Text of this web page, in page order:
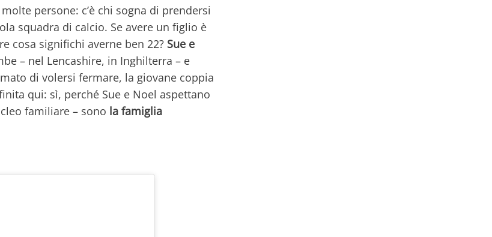
persone: c’è chi sogna di prendersi
squadra di calcio. Se avere un figlio è
cosa significhi averne ben 22? Sue e
– nel Lencashire, in Inghilterra – e
di volersi fermare, la giovane coppia
qui: sì, perché Sue e Noel aspettano
familiare – sono la famiglia